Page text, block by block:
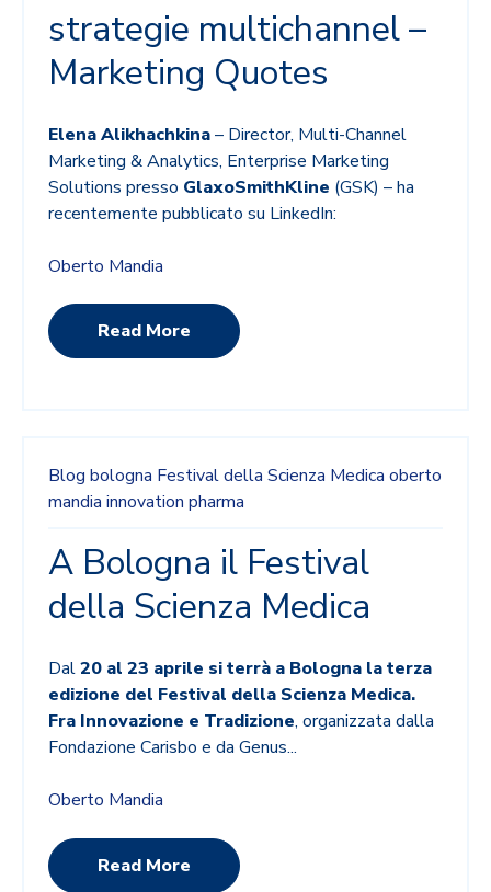
strategie multichannel –
Marketing Quotes
Elena Alikhachkina– Director, Multi-Channel
Marketing & Analytics, Enterprise Marketing
Solutions presso GlaxoSmithKline (GSK) – ha
recentemente pubblicato su LinkedIn:
Oberto Mandia
Read More
Blog bologna Festival della Scienza Medica oberto
mandia innovation pharma
A Bologna il Festival
della Scienza Medica
Dal20 al 23 aprile si terrà a Bologna la terza
edizione del Festival della Scienza Medica.
Fra Innovazione e Tradizione, organizzata dalla
Fondazione Carisbo e da Genus...
Oberto Mandia
Read More